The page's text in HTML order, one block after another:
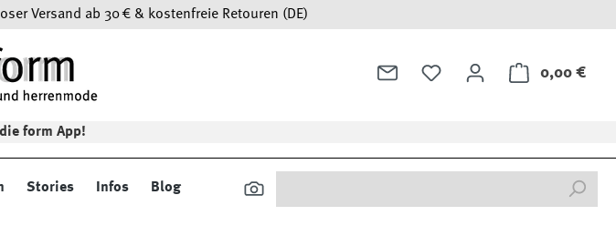
Versand ab 30 € & kostenfreie Retouren (DE)
0,00 €
form App!
Stories Infos Blog